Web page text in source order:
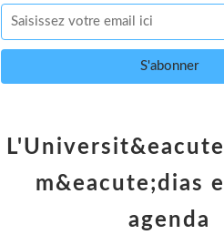
m&eacute;dias
agenda